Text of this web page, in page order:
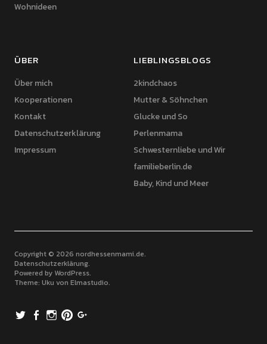
Wohnideen
ÜBER
Über mich
Kooperationen
Kontakt
Datenschutzerklärung
Impressum
LIEBLINGSBLOGS
2kindchaos
Mutter & Söhnchen
Glucke und So
Perlenmama
Schwesternliebe und Wir
familieberlin.de
Baby, Kind und Meer
Copyright © 2026 nordhessenmami.de
Datenschutzerklärung
Powered by WordPress
Theme: Uku von Elmastudio